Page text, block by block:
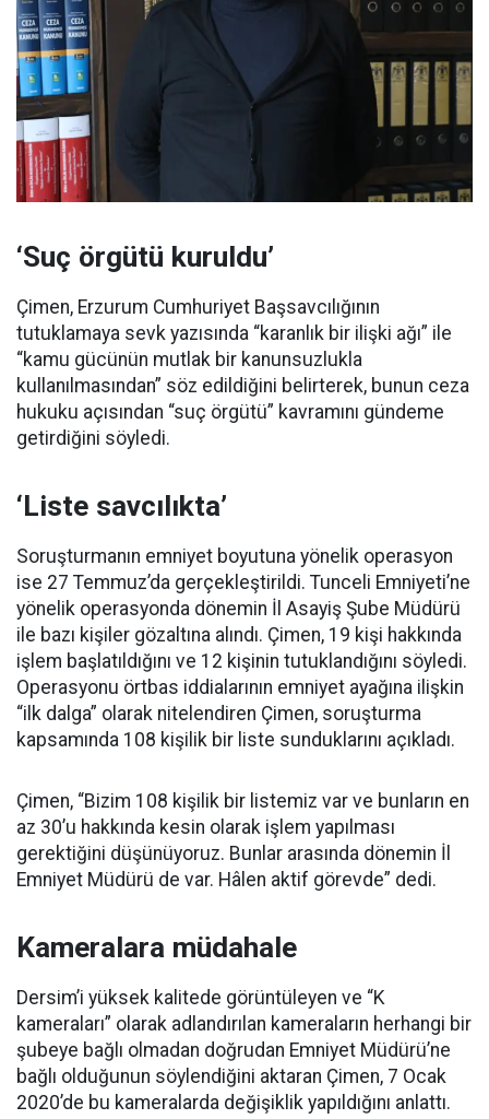
‘Suç örgütü kuruldu’
Çimen, Erzurum Cumhuriyet Başsavcılığının
tutuklamaya sevk yazısında “karanlık bir ilişki ağı” ile
“kamu gücünün mutlak bir kanunsuzlukla
kullanılmasından” söz edildiğini belirterek, bunun ceza
hukuku açısından “suç örgütü” kavramını gündeme
getirdiğini söyledi.
‘Liste savcılıkta’
Soruşturmanın emniyet boyutuna yönelik operasyon
ise 27 Temmuz’da gerçekleştirildi. Tunceli Emniyeti’ne
yönelik operasyonda dönemin İl Asayiş Şube Müdürü
ile bazı kişiler gözaltına alındı. Çimen, 19 kişi hakkında
işlem başlatıldığını ve 12 kişinin tutuklandığını söyledi.
Operasyonu örtbas iddialarının emniyet ayağına ilişkin
“ilk dalga” olarak nitelendiren Çimen, soruşturma
kapsamında 108 kişilik bir liste sunduklarını açıkladı.
Çimen, “Bizim 108 kişilik bir listemiz var ve bunların en
az 30’u hakkında kesin olarak işlem yapılması
gerektiğini düşünüyoruz. Bunlar arasında dönemin İl
Emniyet Müdürü de var. Hâlen aktif görevde” dedi.
Kameralara müdahale
Dersim’i yüksek kalitede görüntüleyen ve “K
kameraları” olarak adlandırılan kameraların herhangi bir
şubeye bağlı olmadan doğrudan Emniyet Müdürü’ne
bağlı olduğunun söylendiğini aktaran Çimen, 7 Ocak
2020’de bu kameralarda değişiklik yapıldığını anlattı.